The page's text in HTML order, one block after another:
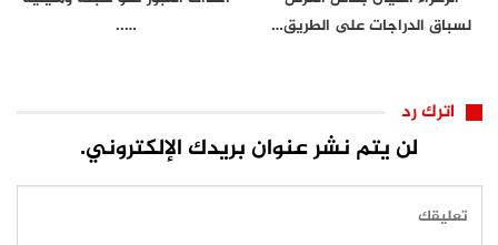
لسباق الدراجات على الطريق…
…..
اترك رد
لن يتم نشر عنوان بريدك الإلكتروني.